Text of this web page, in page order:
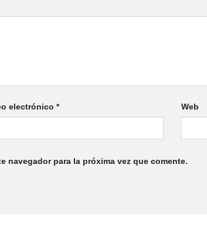
electrónico* Web
navegador para la próxima vez que comente.